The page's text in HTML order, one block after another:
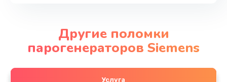
Другие поломки
парогенераторов Siemens
Услуга